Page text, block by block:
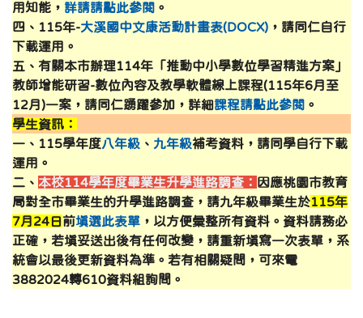
用知能， 詳請請點此參閱 。
四、115年-大溪國中文康活動計畫表(DOCX) ，請同仁自行
下載運用。
五、有關本市辦理114年「推動中小學數位學習精進方案」
教師增能研習-數位內容及教學軟體線上課程(115年6月至
12月)一案，請同仁踴躍參加，詳細課程請點此參閱 。
學生資訊：
一、115學年度八年級 、 九年級補考資料，請同學自行下載
運用。
二、 本校114學年度畢業生升學進路調查： 因應桃園市教育
局對全市畢業生的升學進路調查，請九年級畢業生於115年
7月24日前填選此表單 ，以方便彙整所有資料。資料請務必
正確，若填妥送出後有任何改變，請重新填寫一次表單，系
統會以最後更新資料為準。若有相關疑問，可來電
3882024轉610資料組詢問。